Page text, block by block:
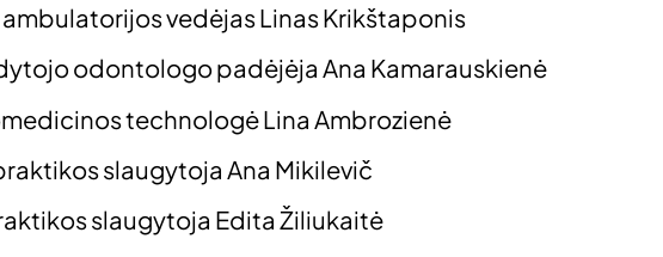
vedėjas Linas Krikštaponis
odontologo padėjėja Ana Kamarauskienė
technologė Lina Ambrozienė
slaugytoja Ana Mikilevič
slaugytoja Edita Žiliukaitė